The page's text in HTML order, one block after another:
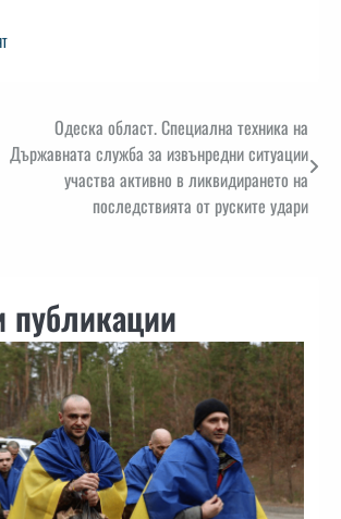
Одеска област. Специална техника на
Държавната служба за извънредни ситуации
участва активно в ликвидирането на
последствията от руските удари
публикации